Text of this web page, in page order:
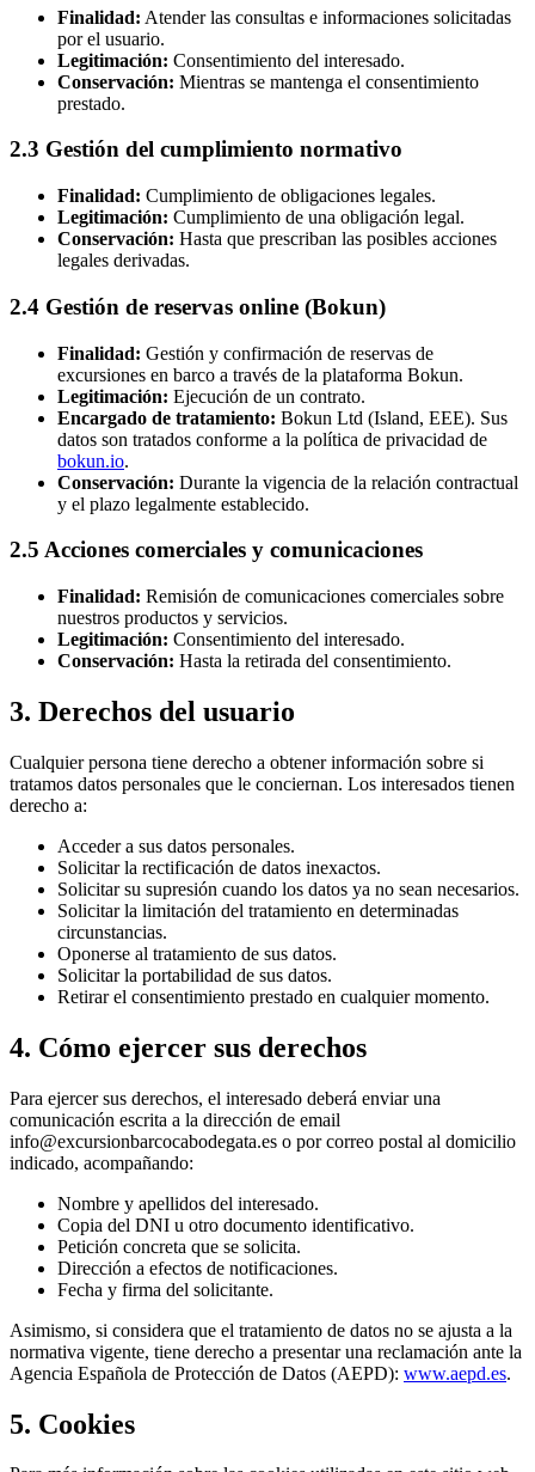
Finalidad: Atender las consultas e informaciones solicitadas
por el usuario.
Legitimación: Consentimiento del interesado.
Conservación: Mientras se mantenga el consentimiento
prestado.
2.3 Gestión del cumplimiento normativo
Finalidad: Cumplimiento de obligaciones legales.
Legitimación: Cumplimiento de una obligación legal.
Conservación: Hasta que prescriban las posibles acciones
legales derivadas.
2.4 Gestión de reservas online (Bokun)
Finalidad: Gestión y confirmación de reservas de
excursiones en barco a través de la plataforma Bokun.
Legitimación: Ejecución de un contrato.
Encargado de tratamiento: Bokun Ltd (Island, EEE). Sus
datos son tratados conforme a la política de privacidad de
bokun.io.
Conservación: Durante la vigencia de la relación contractual
y el plazo legalmente establecido.
2.5 Acciones comerciales y comunicaciones
Finalidad: Remisión de comunicaciones comerciales sobre
nuestros productos y servicios.
Legitimación: Consentimiento del interesado.
Conservación: Hasta la retirada del consentimiento.
3. Derechos del usuario
Cualquier persona tiene derecho a obtener información sobre si
tratamos datos personales que le conciernan. Los interesados tienen
derecho a:
Acceder a sus datos personales.
Solicitar la rectificación de datos inexactos.
Solicitar su supresión cuando los datos ya no sean necesarios.
Solicitar la limitación del tratamiento en determinadas
circunstancias.
Oponerse al tratamiento de sus datos.
Solicitar la portabilidad de sus datos.
Retirar el consentimiento prestado en cualquier momento.
4. Cómo ejercer sus derechos
Para ejercer sus derechos, el interesado deberá enviar una
comunicación escrita a la dirección de email
info@excursionbarcocabodegata.es o por correo postal al domicilio
indicado, acompañando:
Nombre y apellidos del interesado.
Copia del DNI u otro documento identificativo.
Petición concreta que se solicita.
Dirección a efectos de notificaciones.
Fecha y firma del solicitante.
Asimismo, si considera que el tratamiento de datos no se ajusta a la
normativa vigente, tiene derecho a presentar una reclamación ante la
Agencia Española de Protección de Datos (AEPD): www.aepd.es.
5. Cookies